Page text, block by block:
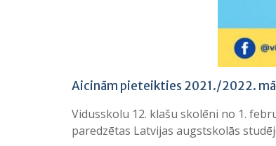
Aicinām pieteikties 2021./2022.
Vidusskolu 12. klašu skolēni no 1.
paredzētas Latvijas augstskolās